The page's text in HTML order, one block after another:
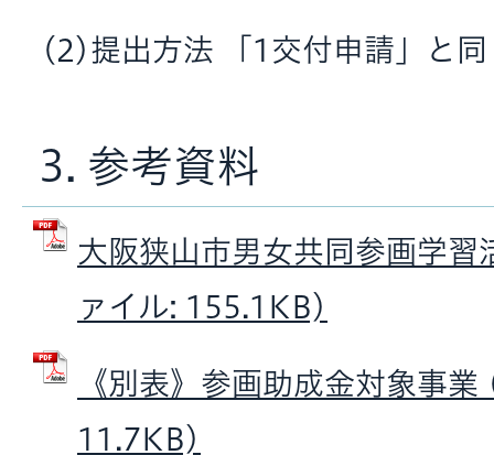
(2)提出方法 「1交付申請」と同
3. 参考資料
大阪狭山市男女共同参画学
ァイル: 155.1KB)
《別表》参画助成金対象事
11.7KB)